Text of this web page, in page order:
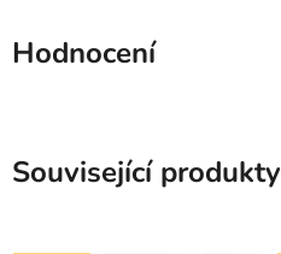
Hodnocení
Související produkty